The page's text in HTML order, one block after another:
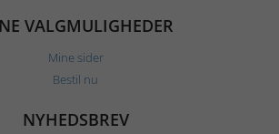
VALGMULIGHEDER
Mine sider
Bestil nu
NYHEDSBREV